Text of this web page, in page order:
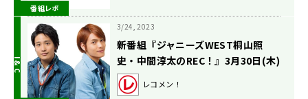
番組レポ
3/24, 2023
新番組『ジャニーズWEST桐山照
史・中間淳太のREC！』3月30日(木)
放送開始！
レコメン！